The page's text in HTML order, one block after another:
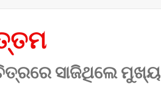
ସାଜିଥିଲେ ମୁଖ୍ୟ